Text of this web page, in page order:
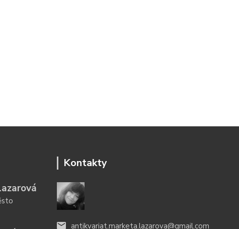
Kontakty
antikvariat.marketa.lazarova@gmail.com